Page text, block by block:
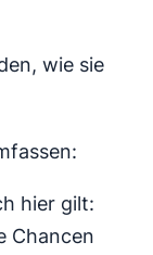
wie sie
hier gilt:
Chancen